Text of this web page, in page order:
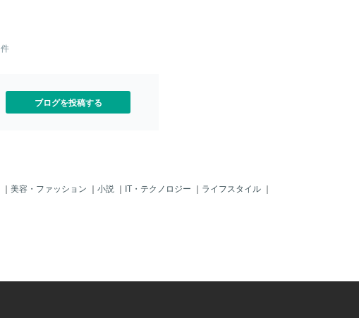
件
ブログを投稿する
｜ 美容・ファッション ｜ 小説 ｜ IT・テクノロジー ｜ ライフスタイル ｜